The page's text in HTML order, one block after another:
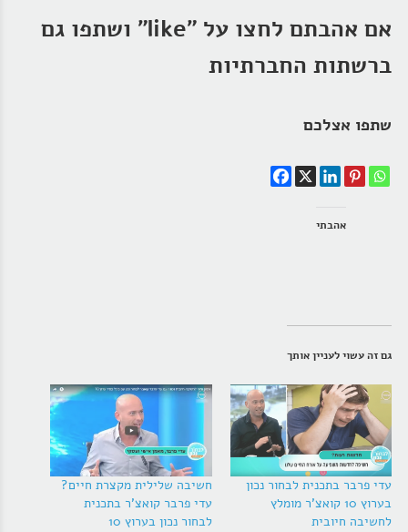
אם אהבתם לחצו על "like" ושתפו גם
ברשתות החברתיות
שתפו אצלכם
אהבתי
גם זה עשוי לעניין אותך
עדי פרבר בתכנית לבחור נכון
בערוץ 10 קואצ'ר מומלץ
לחשיבה חיובית
חשיבה שלילית מקצרת חיים?
עדי פרבר קואצ'ר בתכנית
לבחור נכון בערוץ 10